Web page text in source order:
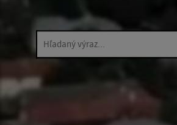
Hľadaný výraz...